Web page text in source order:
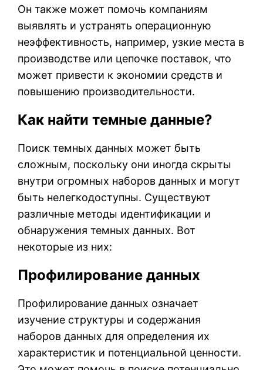
Он также может помочь компаниям
выявлять и устранять операционную
неэффективность, например, узкие места в
производстве или цепочке поставок, что
может привести к экономии средств и
повышению производительности.
Как найти темные данные?
Поиск темных данных может быть
сложным, поскольку они иногда скрыты
внутри огромных наборов данных и могут
быть нелегкодоступны. Существуют
различные методы идентификации и
обнаружения темных данных. Вот
некоторые из них:
Профилирование данных
Профилирование данных означает
изучение структуры и содержания
наборов данных для определения их
характеристик и потенциальной ценности.